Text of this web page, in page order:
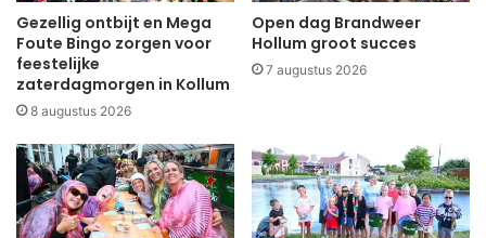
Gezellig ontbijt en Mega
Foute Bingo zorgen voor
feestelijke
zaterdagmorgen in Kollum
8 augustus 2026
Open dag Brandweer
Hollum groot succes
7 augustus 2026